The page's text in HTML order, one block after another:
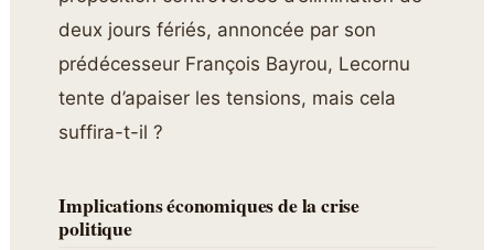
deux jours fériés, annoncée par son
prédécesseur François Bayrou, Lecornu
tente d’apaiser les tensions, mais cela
suffira-t-il ?
Implications économiques de la crise
politique